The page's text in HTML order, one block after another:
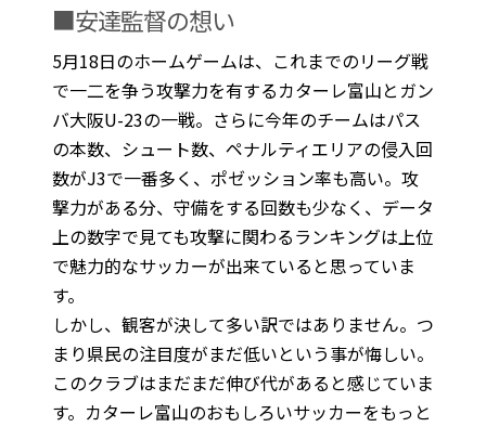
■安達監督の想い
5月18日のホームゲームは、これまでのリーグ戦
で一二を争う攻撃力を有するカターレ富山とガン
バ大阪U-23の一戦。さらに今年のチームはパス
の本数、シュート数、ペナルティエリアの侵入回
数がJ3で一番多く、ポゼッション率も高い。攻
撃力がある分、守備をする回数も少なく、データ
上の数字で見ても攻撃に関わるランキングは上位
で魅力的なサッカーが出来ていると思っていま
す。
しかし、観客が決して多い訳ではありません。つ
まり県民の注目度がまだ低いという事が悔しい。
このクラブはまだまだ伸び代があると感じていま
す。カターレ富山のおもしろいサッカーをもっと